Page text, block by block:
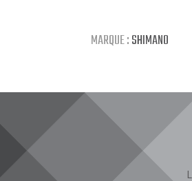
MARQUE :SHIMANO